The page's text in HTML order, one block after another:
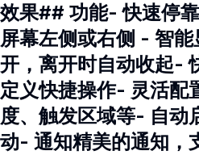
效果## 功能- 快速停
屏幕左侧或右侧 - 智
开，离开时自动收起-
定义快捷操作- 灵活配
度、触发区域等- 自动
动- 通知精美的通知，